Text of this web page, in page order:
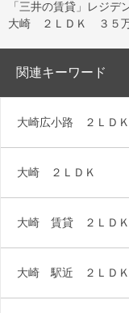
「三井の賃貸」レジデ
大崎 ２ＬＤＫ ３５
関連キーワード
大崎広小路 ２ＬＤ
大崎 ２ＬＤＫ
大崎 賃貸 ２ＬＤＫ
大崎 駅近 ２ＬＤＫ